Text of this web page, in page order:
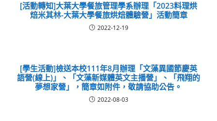
[活動轉知]大葉大學餐旅管理學系辦理「2023料理烘
焙米其林-大葉大學餐旅烘焙體驗營」活動簡章
2022-12-19
[學生活動]檢送本校111年8月辦理「文藻異國節慶英
語營(線上)」、「文藻新媒體英文主播營」、「飛翔的
夢想家營」，簡章如附件，敬請協助公告。
2022-08-03